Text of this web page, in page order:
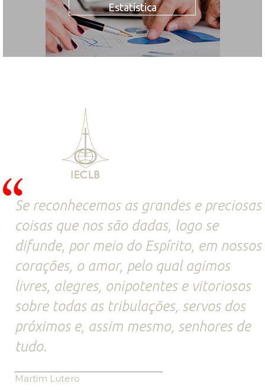
Estatística
Se reconhecemos as grandes e preciosas
coisas que nos são dadas, logo se
difunde, por meio do Espírito, em nossos
corações, o amor, pelo qual agimos
livres, alegres, onipotentes e vitoriosos
sobre todas as tribulações, servos dos
próximos e, assim mesmo, senhores de
tudo.
Martim Lutero